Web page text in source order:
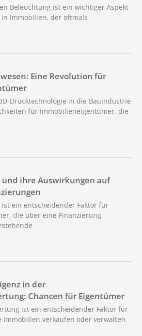
Beleuchtung ist ein wichtiger Aspekt
Immobilien, der oftmals
Eine Revolution für
Drucktechnologie in die Bauindustrie
für Immobilieneigentümer, die
ihre Auswirkungen auf
ein entscheidender Faktor für
die über eine Finanzierung
in der
Chancen für Eigentümer
ist ein entscheidender Faktor für
Immobilien verkaufen oder verwalten